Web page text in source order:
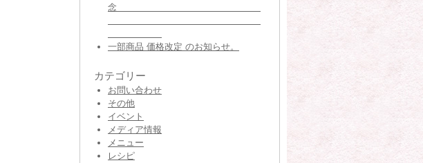
念
一部商品 価格改定 のお知らせ。
カテゴリー
お問い合わせ
その他
イベント
メディア情報
メニュー
レシピ